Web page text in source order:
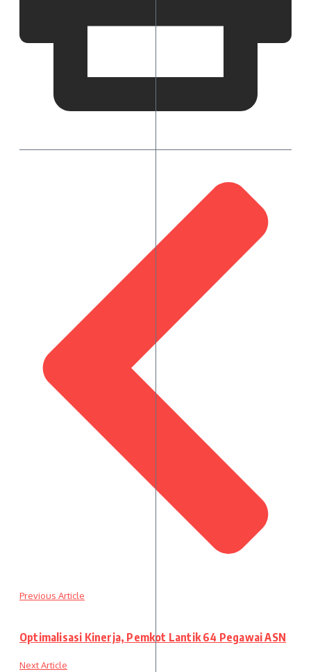
Previous Article
Optimalisasi Kinerja, Pemkot Lantik 64 Pegawai ASN
Next Article